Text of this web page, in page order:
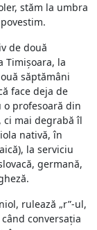
stăm la umbra
de două
Timișoara, la
săptămâni
face deja de
profesoară din
mai degrabă îl
nativă, în
la serviciu
germană,
rulează „r”-ul,
conversația